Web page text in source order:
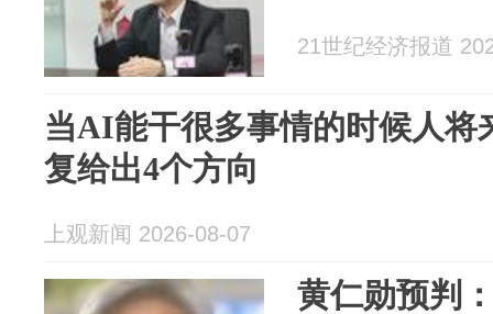
21世纪经济报道
当AI能干很多事情的时候人将
复给出4个方向
上观新闻 2026-08-07
黄仁勋预判